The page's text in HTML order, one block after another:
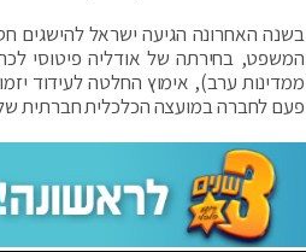
בשנה האחרונה הגיעה ישראל להישגים
פעם לחברה במועצה הכלכלית חברתית